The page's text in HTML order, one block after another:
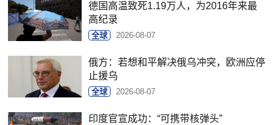
德国高温致死1.19万人，为2016年来最
高纪录
全球 2026-08-07
俄方：若想和平解决俄乌冲突，欧洲应停
止援乌
全球 2026-08-07
印度官宣成功：“可携带核弹头”